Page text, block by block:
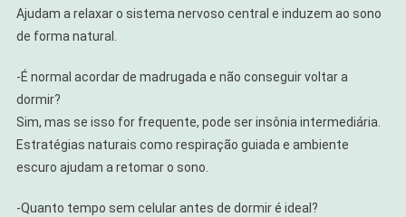
Ajudam a relaxar o sistema nervoso central e induzem ao sono
de forma natural.
-É normal acordar de madrugada e não conseguir voltar a
dormir?
Sim, mas se isso for frequente, pode ser insônia intermediária.
Estratégias naturais como respiração guiada e ambiente
escuro ajudam a retomar o sono.
-Quanto tempo sem celular antes de dormir é ideal?